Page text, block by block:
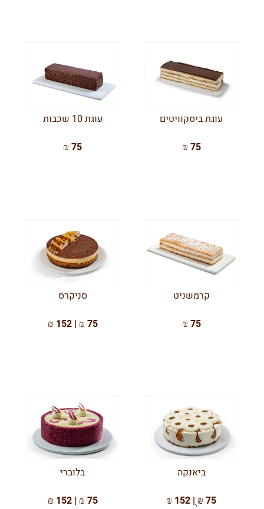
עוגת ביסקוויטים
75 ₪
עוגת 10 שכבות
75 ₪
קרמשניט
75 ₪
סניקרס
75 ₪ | 152 ₪
ביאנקה
75 ₪ ֻ| 152 ₪
בלוברי
75 ₪ | 152 ₪